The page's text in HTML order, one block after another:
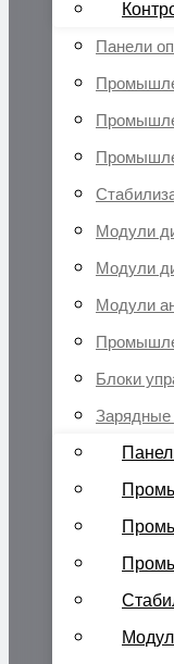
Панели
Модули
Модули
Модули
Блоки
Зарядные